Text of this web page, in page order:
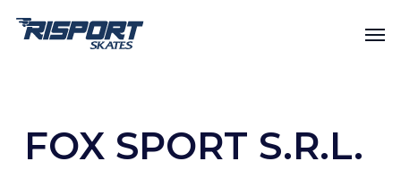
FOX SPORT S.R.L.